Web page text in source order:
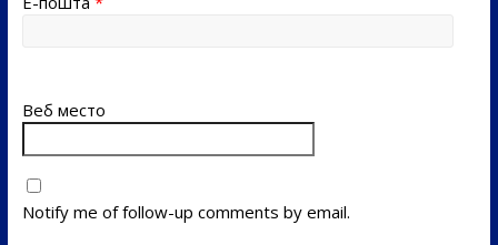
Веб место
Notify me of follow-up comments by email.